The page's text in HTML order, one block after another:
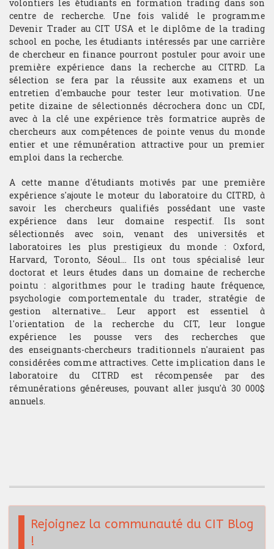
Analyse technique
Stratégie du trader
Compétition et challenge au CIT USA
RECHERCHE
Departement
Hardware & Finance
Finance comportementale
Optimisation de portfolio
Trading HF
Bourse de recherche
volontiers les étudiants en formation trading dans son
centre de recherche. Une fois validé le programme
Devenir Trader au CIT USA et le diplôme de la trading
school en poche, les étudiants intéressés par une carrière
de chercheur en finance pourront postuler pour avoir une
première expérience dans la recherche au CITRD. La
sélection se fera par la réussite aux examens et un
entretien d'embauche pour tester leur motivation. Une
petite dizaine de sélectionnés décrochera donc un CDI,
avec à la clé une expérience très formatrice auprès de
chercheurs aux compétences de pointe venus du monde
entier et une rémunération attractive pour un premier
emploi dans la recherche.
A cette manne d'étudiants motivés par une première
expérience s'ajoute le moteur du laboratoire du CITRD, à
savoir les chercheurs qualifiés possédant une vaste
expérience dans leur domaine respectif. Ils sont
sélectionnés avec soin, venant des universités et
laboratoires les plus prestigieux du monde : Oxford,
Harvard, Toronto, Séoul... Ils ont tous spécialisé leur
doctorat et leurs études dans un domaine de recherche
pointu : algorithmes pour le trading haute fréquence,
psychologie comportementale du trader, stratégie de
gestion alternative... Leur apport est essentiel à
l'orientation de la recherche du CIT, leur longue
expérience les pousse vers des recherches que
des enseignants-chercheurs traditionnels n'auraient pas
considérées comme attractives. Cette implication dans le
laboratoire du CITRD est récompensée par des
rémunérations généreuses, pouvant aller jusqu'à 30 000$
annuels.
Rejoignez la communauté du CIT Blog
!